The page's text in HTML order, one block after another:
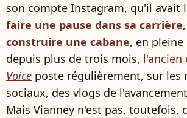
son compte Instagram, qu'il avait
faire une pause dans sa carrière
construire une cabane, en
depuis plus de trois mois, l'ancien
Voice poste régulièrement, sur les
sociaux, des vlogs de
Mais Vianney n'est pas, toutefois,